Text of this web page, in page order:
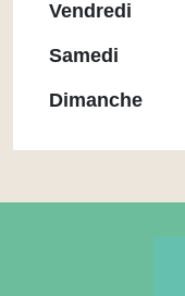
Vendredi
Samedi
Dimanche